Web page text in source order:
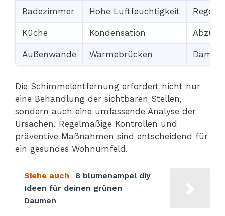
Badezimmer Hohe Luftfeuchtigkeit
Küche Kondensation
Außenwände Wärmebrücken
Die Schimmelentfernung erfordert nicht nur
eine Behandlung der sichtbaren Stellen,
sondern auch eine umfassende Analyse der
Ursachen. Regelmäßige Kontrollen und
präventive Maßnahmen sind entscheidend für
ein gesundes Wohnumfeld.
Siehe auch
8 blumenampel diy
Ideen für deinen grünen
Daumen